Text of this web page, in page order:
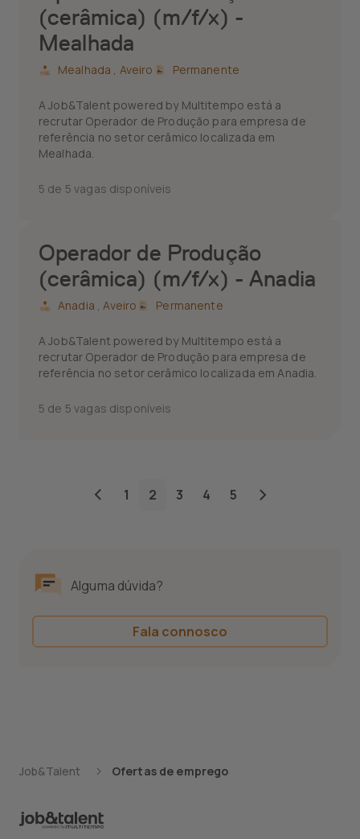
Alguma dúvida?
Fala connosco
(cerâmica) (m/f/x) -
Mealhada
Mealhada , Aveiro Permanente
A Job&Talent powered by Multitempo está a
recrutar Operador de Produção para empresa de
referência no setor cerâmico localizada em
Mealhada.
5 de 5 vagas disponíveis
Operador de Produção
(cerâmica) (m/f/x) - Anadia
Anadia ,Aveiro Permanente
A Job&Talent powered by Multitempo está a
recrutar Operador de Produção para empresa de
referência no setor cerâmico localizada em Anadia.
5 de 5 vagas disponíveis
1 2 3 4 5
Job&Talent Ofertas de emprego